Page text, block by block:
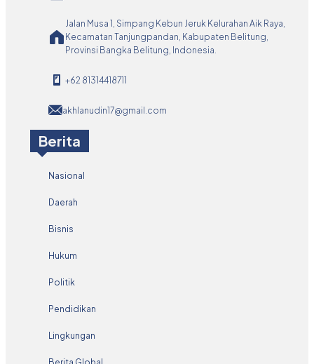
Jalan Musa 1, Simpang Kebun Jeruk Kelurahan Aik Raya,
Kecamatan Tanjungpandan, Kabupaten Belitung,
Provinsi Bangka Belitung, Indonesia.
+62 81314418711
akhlanudin17@gmail.com
Berita
Nasional
Daerah
Bisnis
Hukum
Politik
Pendidikan
Lingkungan